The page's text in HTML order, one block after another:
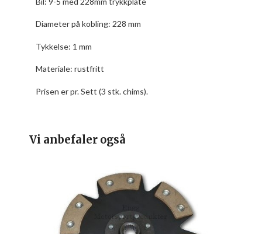
Diameter på kobling: 228 mm
Tykkelse: 1 mm
Materiale: rustfritt
Prisen er pr. Sett (3 stk. chims).
Vi anbefaler også